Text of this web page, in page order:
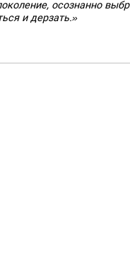
осознанно
и дерзать.»